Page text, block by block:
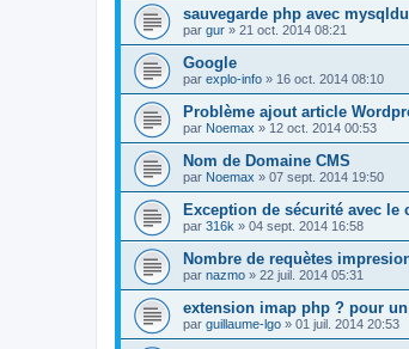
sauvegarde php avec
par gur » 21 oct. 2014 08:21
Google
par explo-info » 16 oct. 2014 08:10
Problème ajout article
par Noemax » 12 oct. 2014 00:53
Nom de Domaine CMS
par Noemax » 07 sept. 2014 19:50
Exception de sécurité avec le
par 316k » 04 sept. 2014 16:58
Nombre de requètes
par nazmo » 22 juil. 2014 05:31
extension imap php ? pour
par guillaume-lgo » 01 juil. 2014 20:53